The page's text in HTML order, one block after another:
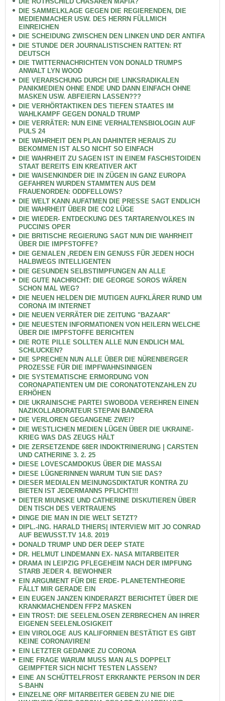
DIE SAMMELKLAGE GEGEN DIE REGIERENDEN, DIE
MEDIENMACHER USW. DES HERRN FÜLLMICH
EINREICHEN
DIE SCHEIDUNG ZWISCHEN DEN LINKEN UND DER ANTIFA
DIE STUNDE DER JOURNALISTISCHEN RATTEN: RT
DEUTSCH
DIE TWITTERNACHRICHTEN VON DONALD TRUMPS
ANWALT LYN WOOD
DIE VERARSCHUNG DURCH DIE LINKSRADIKALEN
PANIKMEDIEN OHNE ENDE UND DANN EINFACH OHNE
MASKEN USW. ABFEIERN LASSEN???
DIE VERHÖRTAKTIKEN DES TIEFEN STAATES IM
WAHLKAMPF GEGEN DONALD TRUMP
DIE VERRÄTER: NUN EINE VERHALTENSBIOLOGIN AUF
PULS 24
DIE WAHRHEIT DEN PLAN DAHINTER HERAUS ZU
BEKOMMEN IST ALSO NICHT SO EINFACH
DIE WAHRHEIT ZU SAGEN IST IN EINEM FASCHISTOIDEN
STAAT BEREITS EIN KREATIVER AKT
DIE WAISENKINDER DIE IN ZÜGEN IN GANZ EUROPA
GEFAHREN WURDEN STAMMTEN AUS DEM
FRAUENORDEN: ODDFELLOWS?
DIE WELT KANN AUFATMEN DIE PRESSE SAGT ENDLICH
DIE WAHRHEIT ÜBER DIE CO2 LÜGE
DIE WIEDER- ENTDECKUNG DES TARTARENVOLKES IN
PUCCINIS OPER
DIE BRITISCHE REGIERUNG SAGT NUN DIE WAHRHEIT
ÜBER DIE IMPFSTOFFE?
DIE GENIALEN ,REDEN EIN GENUSS FÜR JEDEN HOCH
HALBWEGS INTELLIGENTEN
DIE GESUNDEN SELBSTIMPFUNGEN AN ALLE
DIE GUTE NACHRICHT: DIE GEORGE SOROS WÄREN
SCHON MAL WEG?
DIE NEUEN HELDEN DIE MUTIGEN AUFKLÄRER RUND UM
CORONA IM INTERNET
DIE NEUEN VERRÄTER DIE ZEITUNG "BAZAAR"
DIE NEUESTEN INFORMATIONEN VON HEILERN WELCHE
ÜBER DIE IMPFSTOFFE BERICHTEN
DIE ROTE PILLE SOLLTEN ALLE NUN ENDLICH MAL
SCHLUCKEN?
DIE SPRECHEN NUN ALLE ÜBER DIE NÜRENBERGER
PROZESSE FÜR DIE IMPFWAHNSINNIGEN
DIE SYSTEMATISCHE ERMORDUNG VON
CORONAPATIENTEN UM DIE CORONATOTENZAHLEN ZU
ERHÖHEN
DIE UKRAINISCHE PARTEI SWOBODA VEREHREN EINEN
NAZIKOLLABORATEUR STEPAN BANDERA
DIE VERLOREN GEGANGENE ZWEI?
DIE WESTLICHEN MEDIEN LÜGEN ÜBER DIE UKRAINE-
KRIEG WAS DAS ZEUGS HÄLT
DIE ZERSETZENDE 68ER INDOKTRINIERUNG | CARSTEN
UND CATHERINE 3. 2. 25
DIESE LOVESCAMDOKUS ÜBER DIE MASSAI
DIESE LÜGNERINNEN WARUM TUN SIE DAS?
DIESER MEDIALEN MEINUNGSDIKTATUR KONTRA ZU
BIETEN IST JEDERMANNS PFLICHT!!!
DIETER MIUNSKE UND CATHERINE DISKUTIEREN ÜBER
DEN TISCH DES VERTRAUENS
DINGE DIE MAN IN DIE WELT SETZT?
DIPL.-ING. HARALD THIERS| INTERVIEW MIT JO CONRAD
AUF BEWUSST.TV 14.8. 2019
DONALD TRUMP UND DER DEEP STATE
DR. HELMUT LINDEMANN EX- NASA MITARBEITER
DRAMA IN LEIPZIG PFLEGEHEIM NACH DER IMPFUNG
STARB JEDER 4. BEWOHNER
EIN ARGUMENT FÜR DIE ERDE- PLANETENTHEORIE
FÄLLT MIR GERADE EIN
EIN EUGEN JANZEN KINDERARZT BERICHTET ÜBER DIE
KRANKMACHENDEN FFP2 MASKEN
EIN TROST: DIE SEELENLOSEN ZERBRECHEN AN IHRER
EIGENEN SEELENLOSIGKEIT
EIN VIROLOGE AUS KALIFORNIEN BESTÄTIGT ES GIBT
KEINE CORONAVIREN!
EIN LETZTER GEDANKE ZU CORONA
EINE FRAGE WARUM MUSS MAN ALS DOPPELT
GEIMPFTER SICH NICHT TESTEN LASSEN?
EINE AN SCHÜTTELFROST ERKRANKTE PERSON IN DER
S-BAHN
EINZELNE ORF MITARBEITER GEBEN ZU NIE DIE